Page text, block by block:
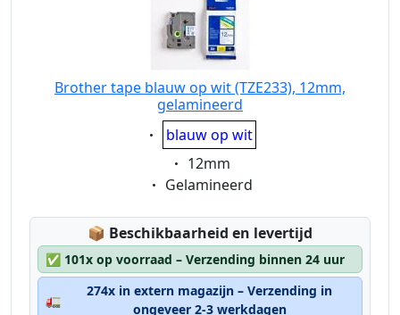
Brother tape blauw op wit (TZE233), 12mm,
gelamineerd
Eigenschaft:
blauw op wit
Eigenschaft:
12mm
Eigenschaft:
Gelamineerd
📦 Lagerstatus:
Beschikbaarheid en levertijd
✅ 101x op voorraad – Verzending binnen 24 uur
🚛
274x in extern magazijn – Verzending in
ongeveer 2-3 werkdagen